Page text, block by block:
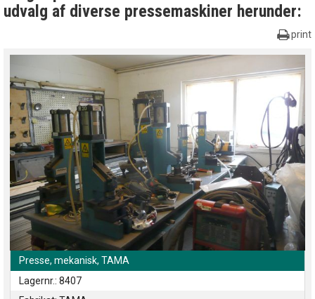
udvalg af diverse pressemaskiner herunder:
print
Presse, mekanisk, TAMA
Lagernr.: 8407